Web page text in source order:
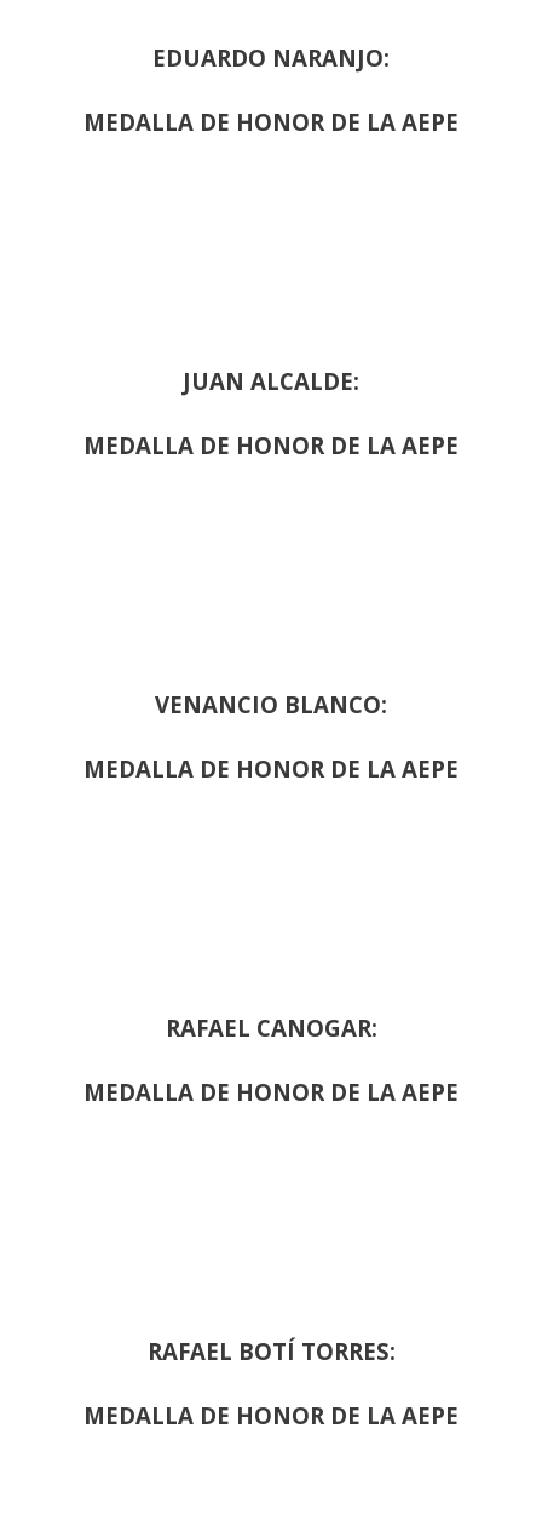
EDUARDO NARANJO:
MEDALLA DE HONOR DE LA AEPE
JUAN ALCALDE:
MEDALLA DE HONOR DE LA AEPE
VENANCIO BLANCO:
MEDALLA DE HONOR DE LA AEPE
RAFAEL CANOGAR:
MEDALLA DE HONOR DE LA AEPE
RAFAEL BOTÍ TORRES:
MEDALLA DE HONOR DE LA AEPE